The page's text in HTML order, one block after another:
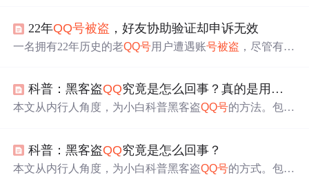
22年QQ号被盗 ，好友协助验证却申诉无效
一名拥有22年历史的老QQ号用户遭遇账号被盗 ，尽管有多
科普：黑客盗QQ究竟是怎么回事？真的是用技术手段做到的吗？
本文从内行人角度，为小白科普黑客盗QQ号的方法。包括
层、原始层、内核层、硬件层截获密码；还提到入侵腾讯
服务器盗号 。最后分享网络安全学习资源。
科普：黑客盗QQ究竟是怎么回事？
本文从内行人角度，为小白科普黑客盗QQ号的方式。包括